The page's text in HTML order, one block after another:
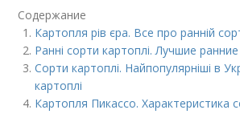
Содержание
Картопля рів єра. Все про ранній
Ранні сорти картоплі. Лучшие
Сорти картоплі. Найпопулярніші в
картоплі
Картопля Пикассо. Характеристика